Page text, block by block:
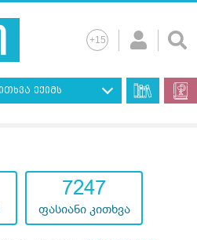
ექიმს
7247
ფასიანი კითხვა